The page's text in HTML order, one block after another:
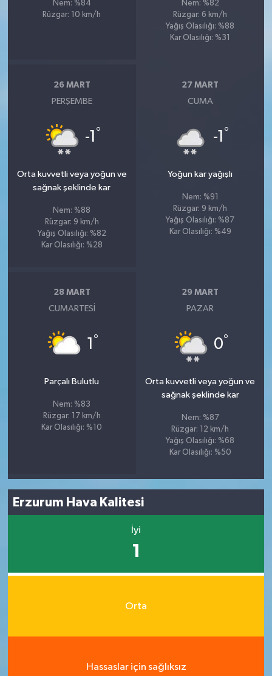
Nem: %84
Rüzgar: 10 km/h
Nem: %82
Rüzgar: 6 km/h
Yağış Olasılığı: %88
Kar Olasılığı: %31
26 MART
PERŞEMBE
-1 °
Orta kuvvetli veya yoğun ve
sağnak şeklinde kar
Nem: %88
Rüzgar: 9 km/h
Yağış Olasılığı: %82
Kar Olasılığı: %28
27 MART
CUMA
-1 °
Yoğun kar yağışlı
Nem: %91
Rüzgar: 9 km/h
Yağış Olasılığı: %87
Kar Olasılığı: %49
28 MART
CUMARTESI
1 °
Parçalı Bulutlu
Nem: %83
Rüzgar: 17 km/h
Kar Olasılığı: %10
29 MART
PAZAR
0°
Orta kuvvetli veya yoğun ve
sağnak şeklinde kar
Nem: %87
Rüzgar: 12 km/h
Yağış Olasılığı: %68
Kar Olasılığı: %50
Erzurum Hava Kalitesi
İyi
1
Orta
Hassaslar için sağlıksız